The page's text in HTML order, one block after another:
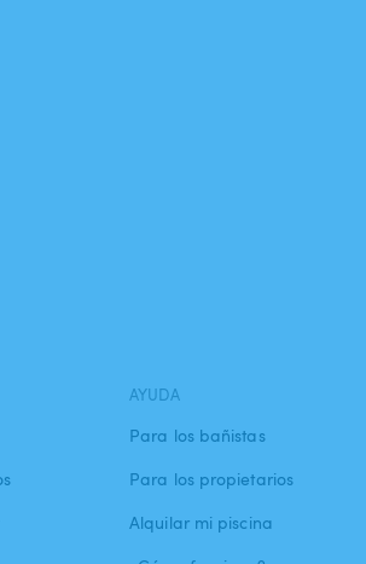
AYUDA
Para los bañistas
Para los propietarios
Alquilar mi piscina